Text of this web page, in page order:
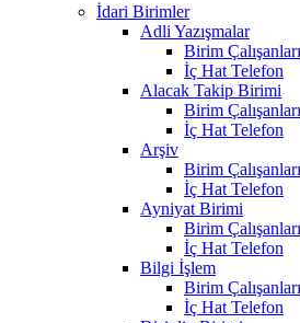
İdari Birimler
Adli Yazışmalar
Birim Çalışanları
İç Hat Telefon
Alacak Takip Birimi
Birim Çalışanları
İç Hat Telefon
Arşiv
Birim Çalışanları
İç Hat Telefon
Ayniyat Birimi
Birim Çalışanları
İç Hat Telefon
Bilgi İşlem
Birim Çalışanları
İç Hat Telefon